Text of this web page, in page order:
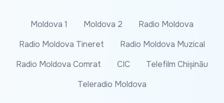
Moldova 1 Moldova 2
Radio Moldova
Radio Moldova Tineret
Radio Moldova Muzical
Radio Moldova Comrat
CIC
Telefilm Chișinău
Teleradio Moldova